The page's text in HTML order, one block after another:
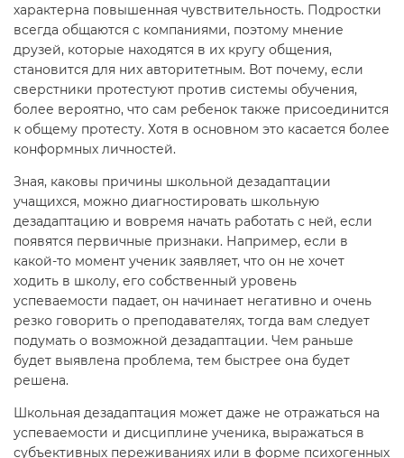
характерна повышенная чувствительность. Подростки
всегда общаются с компаниями, поэтому мнение
друзей, которые находятся в их кругу общения,
становится для них авторитетным. Вот почему, если
сверстники протестуют против системы обучения,
более вероятно, что сам ребенок также присоединится
к общему протесту. Хотя в основном это касается более
конформных личностей.
Зная, каковы причины школьной дезадаптации
учащихся, можно диагностировать школьную
дезадаптацию и вовремя начать работать с ней, если
появятся первичные признаки. Например, если в
какой-то момент ученик заявляет, что он не хочет
ходить в школу, его собственный уровень
успеваемости падает, он начинает негативно и очень
резко говорить о преподавателях, тогда вам следует
подумать о возможной дезадаптации. Чем раньше
будет выявлена проблема, тем быстрее она будет
решена.
Школьная дезадаптация может даже не отражаться на
успеваемости и дисциплине ученика, выражаться в
субъективных переживаниях или в форме психогенных